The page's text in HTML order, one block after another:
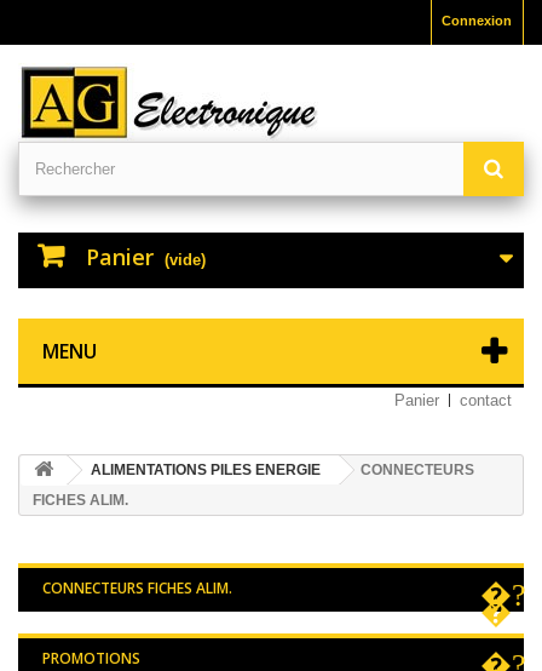
Connexion
Panier (vide)
MENU
Panier contact
ALIMENTATIONS PILES ENERGIE
CONNECTEURS
FICHES ALIM.
CONNECTEURS FICHES ALIM.
PROMOTIONS